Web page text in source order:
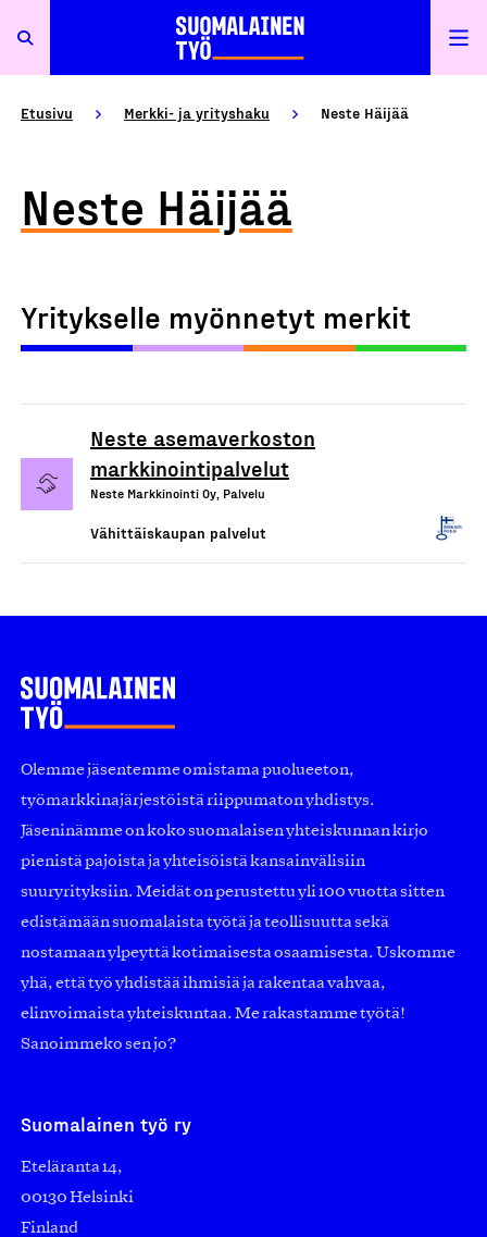
Etusivu Merkki- ja yrityshaku Neste Häijää
Neste Häijää
Yritykselle myönnetyt merkit
Neste asemaverkoston
markkinointipalvelut
Neste Markkinointi Oy, Palvelu
Vähittäiskaupan palvelut
Olemme jäsentemme omistama puolueeton,
työmarkkinajärjestöistä riippumaton yhdistys.
Jäseninämme on koko suomalaisen yhteiskunnan kirjo
pienistä pajoista ja yhteisöistä kansainvälisiin
suuryrityksiin. Meidät on perustettu yli 100 vuotta sitten
edistämään suomalaista työtä ja teollisuutta sekä
nostamaan ylpeyttä kotimaisesta osaamisesta. Uskomme
yhä, että työ yhdistää ihmisiä ja rakentaa vahvaa,
elinvoimaista yhteiskuntaa. Me rakastamme työtä!
Sanoimmeko sen jo?
Suomalainen työ ry
Eteläranta 14,
00130 Helsinki
Finland